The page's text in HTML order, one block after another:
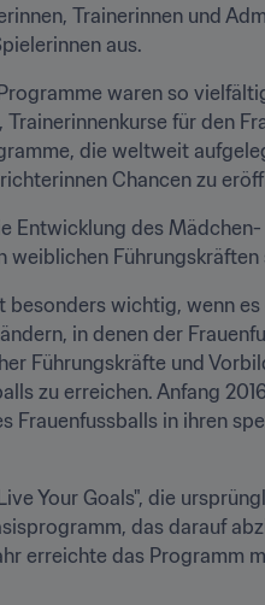
Trainerinnen und
aus.
waren so
für den
die weltweit
Chancen zu
des
Führungskräften
wichtig, wenn
in denen der
Führungskräfte und
zu erreichen. Anfang
in ihren
Your Goals", die
das darauf
erreichte das Programm